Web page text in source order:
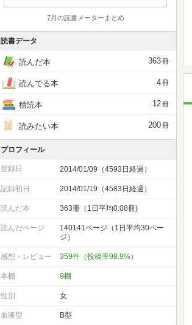
7月の読書メーターまとめ
読書データ
読んだ本 363冊
読んでる本 4冊
積読本 12冊
読みたい本 200冊
プロフィール
登録日 2014/01/09（4593日経過）
記録初日 2014/01/19（4583日経過）
読んだ本 363冊（1日平均0.08冊)
読んだページ
140141ページ（1日平均30ペー
ジ）
感想・レビュー 359件（投稿率98.9%）
本棚 9棚
性別 女
血液型 B型